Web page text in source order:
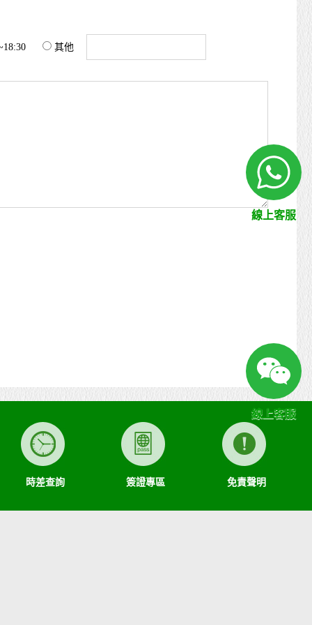
其他
時差查詢 簽證專區 免責聲明
線上客服
線上客服